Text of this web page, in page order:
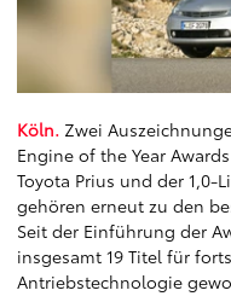
Köln. Zwei
Engine of the Year
Toyota Prius und der
gehören erneut zu den
Seit der Einführung der
insgesamt 19 Titel für
Antriebstechnologie